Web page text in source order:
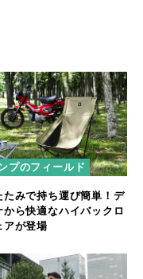
プのフィールド
たみで持ち運び簡単！デ
から快適なハイバックロ
アが登場